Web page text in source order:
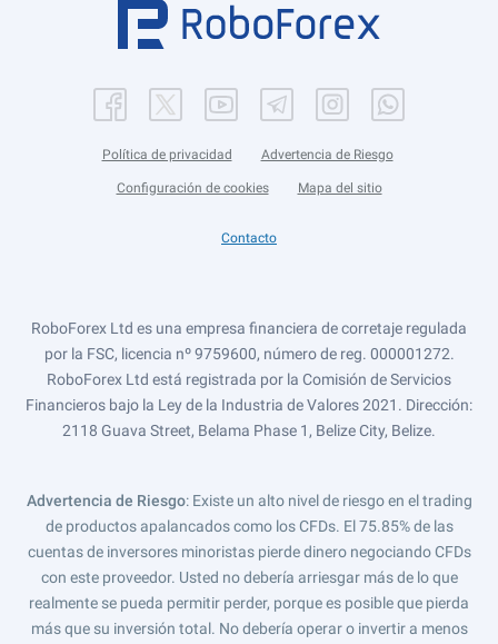
Política de privacidad Advertencia de Riesgo
Configuración de cookies Mapa del sitio
Contacto
RoboForex Ltd es una empresa financiera de corretaje regulada
por la FSC, licencia nº 9759600, número de reg. 000001272.
RoboForex Ltd está registrada por la Comisión de Servicios
Financieros bajo la Ley de la Industria de Valores 2021. Dirección:
2118 Guava Street, Belama Phase 1, Belize City, Belize.
Advertencia de Riesgo: Existe un alto nivel de riesgo en el trading
de productos apalancados como los CFDs. El 75.85% de las
cuentas de inversores minoristas pierde dinero negociando CFDs
con este proveedor. Usted no debería arriesgar más de lo que
realmente se pueda permitir perder, porque es posible que pierda
más que su inversión total. No debería operar o invertir a menos